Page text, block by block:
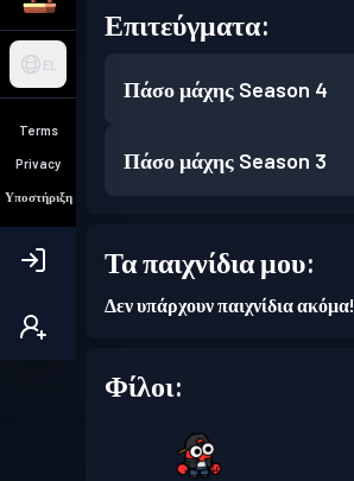
EL
Terms
Privacy
Υποστήριξη
Επιτεύγματα:
Πάσο μάχης Season 4
Πάσο μάχης Season 3
Τα παιχνίδια μου:
Δεν υπάρχουν παιχνίδια ακόμα!
Φίλοι: